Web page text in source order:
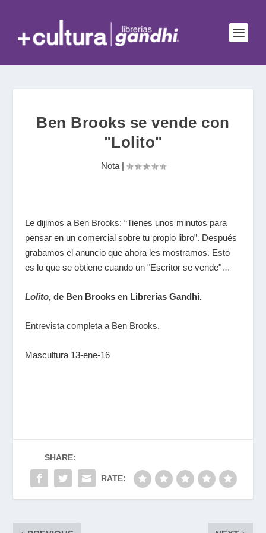
Ben Brooks se vende con
"Lolito"
Nota|
Le dijimos a Ben Brooks: “Tienes unos minutos para
pensar en un comercial sobre tu propio libro”. Después
grabamos el anuncio que ahora les mostramos. Esto
es lo que se obtiene cuando un "Escritor se vende"…
Lolito, de Ben Brooks en Librerías Gandhi.
Entrevista completa a Ben Brooks.
Mascultura 13-ene-16
SHARE:
RATE: